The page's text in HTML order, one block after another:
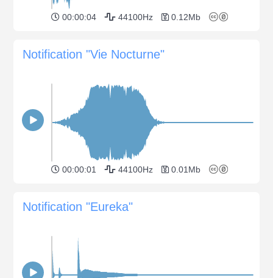
00:00:04 44100Hz 0.12Mb
Notification "Vie Nocturne"
00:00:01 44100Hz 0.01Mb
Notification "Eureka"